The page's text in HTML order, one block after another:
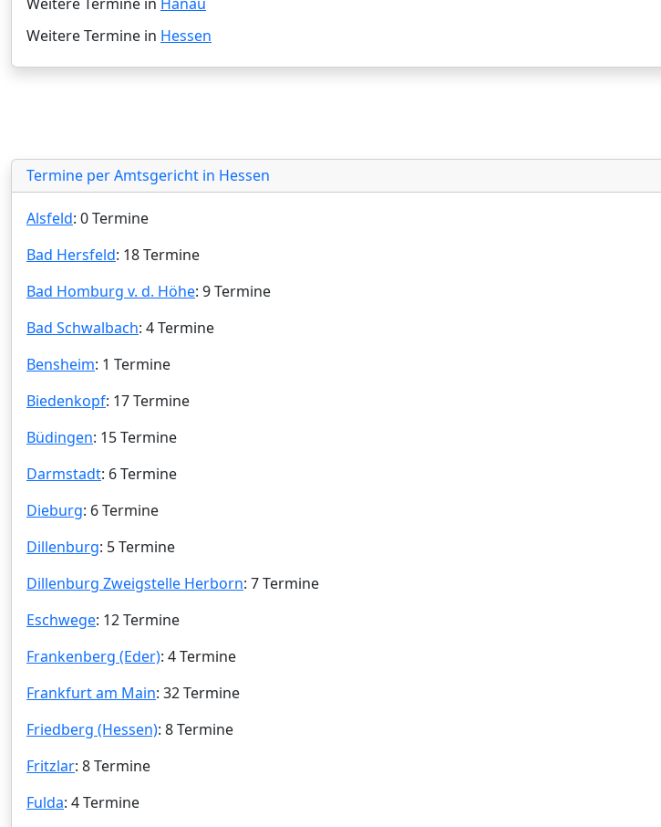
Weitere Termine in Hessen
Termine per Amtsgericht in Hessen
Alsfeld: 0 Termine
Bad Hersfeld: 18 Termine
Bad Homburg v. d. Höhe: 9 Termine
Bad Schwalbach: 4 Termine
Bensheim: 1 Termine
Biedenkopf: 17 Termine
Büdingen: 15 Termine
Darmstadt: 6 Termine
Dieburg: 6 Termine
Dillenburg: 5 Termine
Dillenburg Zweigstelle Herborn: 7 Termine
Eschwege: 12 Termine
Frankenberg (Eder): 4 Termine
Frankfurt am Main: 32 Termine
Friedberg (Hessen): 8 Termine
Fritzlar: 8 Termine
Fulda: 4 Termine